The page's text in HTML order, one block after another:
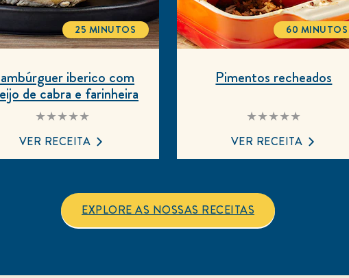
Nenhuma
enviada
para
este
iberico com
de cabra e farinheira
TOTALTIME
25 MINUTOS
VER RECEITA
Nenhuma
enviada
para
este
Pimentos recheados
TOTALTIME
60 MINUTOS
VER RECEITA
EXPLORE AS NOSSAS RECEITAS